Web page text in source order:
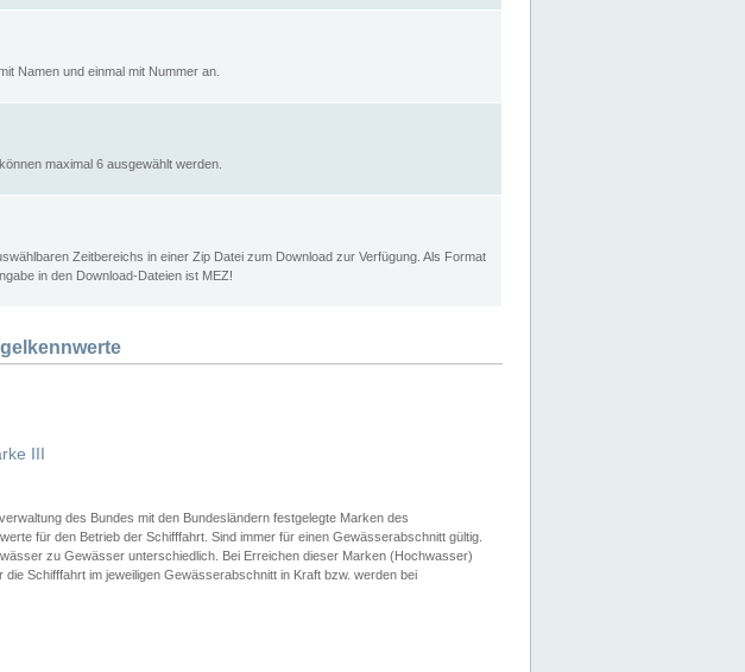
Namen und einmal mit Nummer an.
maximal 6 ausgewählt werden.
Zeitbereichs in einer Zip Datei zum Download zur Verfügung. Als Format
in den Download-Dateien ist MEZ!
III
des Bundes mit den Bundesländern festgelegte Marken des
für den Betrieb der Schifffahrt. Sind immer für einen Gewässerabschnitt gültig.
zu Gewässer unterschiedlich. Bei Erreichen dieser Marken (Hochwasser)
Schifffahrt im jeweiligen Gewässerabschnitt in Kraft bzw. werden bei